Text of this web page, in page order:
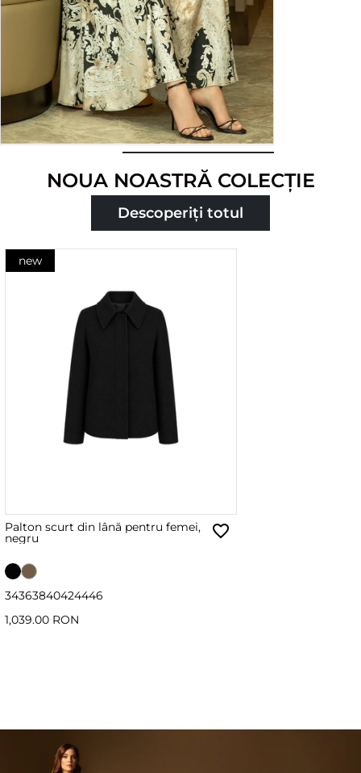
Cumpărați
acum
NOUA NOASTRĂ COLECȚIE
Descoperiți totul
new
Palton scurt din lână pentru femei,
negru
34363840424446
1,039.00 RON